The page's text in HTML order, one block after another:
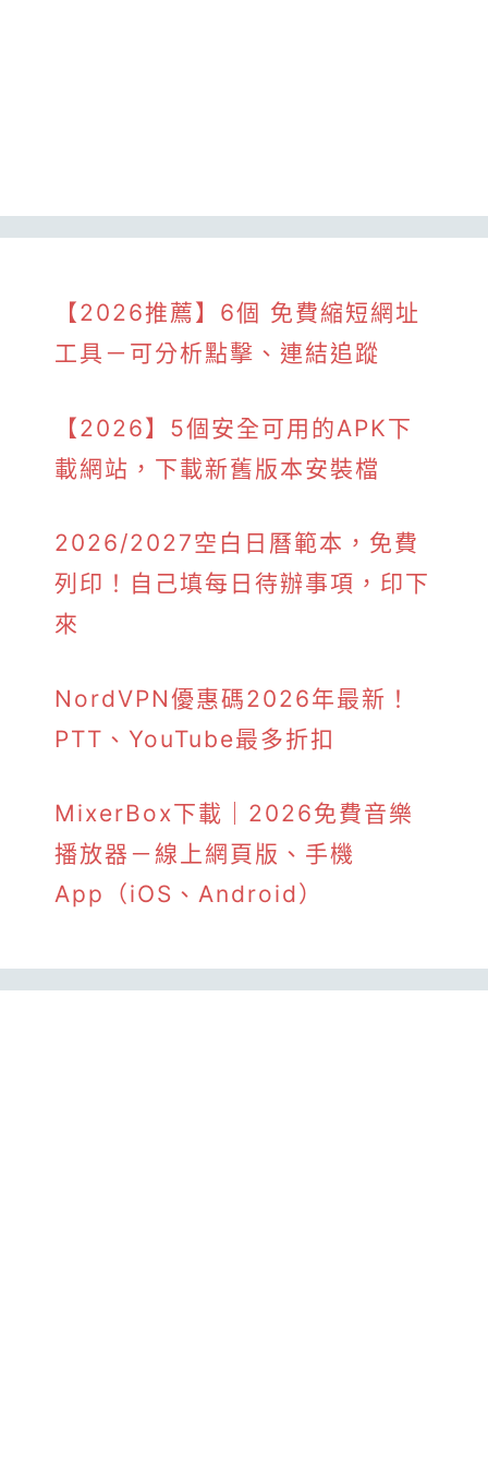
【2026推薦】6個 免費縮短網址
工具－可分析點擊、連結追蹤
【2026】5個安全可用的APK下
載網站，下載新舊版本安裝檔
2026/2027空白日曆範本，免費
列印！自己填每日待辦事項，印下
來
NordVPN優惠碼2026年最新！
PTT、YouTube最多折扣
MixerBox下載｜2026免費音樂
播放器－線上網頁版、手機
App（iOS、Android）